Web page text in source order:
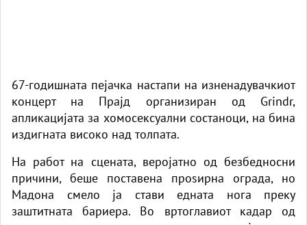
67-годишната пејачка настапи на изненадувачкиот
концерт на Прајд организиран од Grindr,
апликацијата за хомосексуални состаноци, на бина
издигната високо над толпата.
На работ на сцената, веројатно од безбедносни
причини, беше поставена проѕирна ограда, но
Мадона смело ја стави едната нога преку
заштитната бариера. Во вртоглавиот кадар од